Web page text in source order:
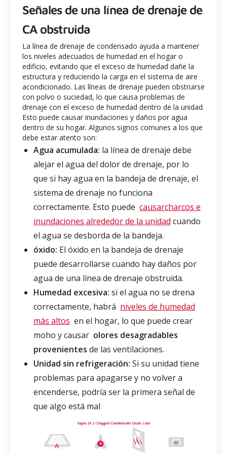
Señales de una línea de drenaje de
CA obstruida
La línea de drenaje de condensado ayuda a mantener
los niveles adecuados de humedad en el hogar o
edificio, evitando que el exceso de humedad dañe la
estructura y reduciendo la carga en el sistema de aire
acondicionado. Las líneas de drenaje pueden obstruirse
con polvo o suciedad, lo que causa problemas de
drenaje con el exceso de humedad dentro de la unidad.
Esto puede causar inundaciones y daños por agua
dentro de su hogar. Algunos signos comunes a los que
debe estar atento son:
Agua acumulada: la línea de drenaje debe
alejar el agua del dolor de drenaje, por lo
que si hay agua en la bandeja de drenaje, el
sistema de drenaje no funciona
correctamente. Esto puede causarcharcos e
inundaciones alrededor de la unidad cuando
el agua se desborda de la bandeja.
óxido: El óxido en la bandeja de drenaje
puede desarrollarse cuando hay daños por
agua de una línea de drenaje obstruida.
Humedad excesiva: si el agua no se drena
correctamente, habrá niveles de humedad
más altos en el hogar, lo que puede crear
moho y causar olores desagradables
provenientes de las ventilaciones.
Unidad sin refrigeración: Si su unidad tiene
problemas para apagarse y no volver a
encenderse, podría ser la primera señal de
que algo está mal